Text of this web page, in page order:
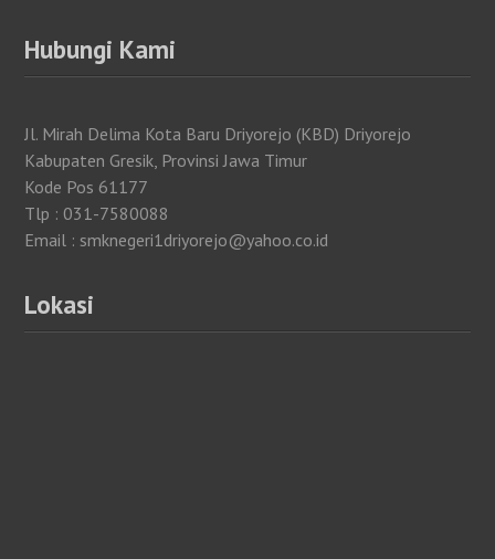
Hubungi Kami
Jl. Mirah Delima Kota Baru Driyorejo (KBD) Driyorejo
Kabupaten Gresik, Provinsi Jawa Timur
Kode Pos 61177
Tlp : 031-7580088
Email : smknegeri1driyorejo@yahoo.co.id
Lokasi